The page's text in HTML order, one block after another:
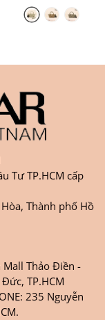
Tư TP.HCM cấp
Thành phố Hồ
Mall Thảo Điền -
TP.HCM
235 Nguyễn